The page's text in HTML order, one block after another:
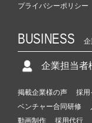
プライバシーポリシー
BUSINESS 企
企業担当者
掲載企業様の声 採用
ベンチャー合同研修
動画制作
採用代行